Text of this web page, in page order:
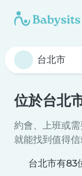
位於台北
約會、上班或
就能找到值得信
台北市有83